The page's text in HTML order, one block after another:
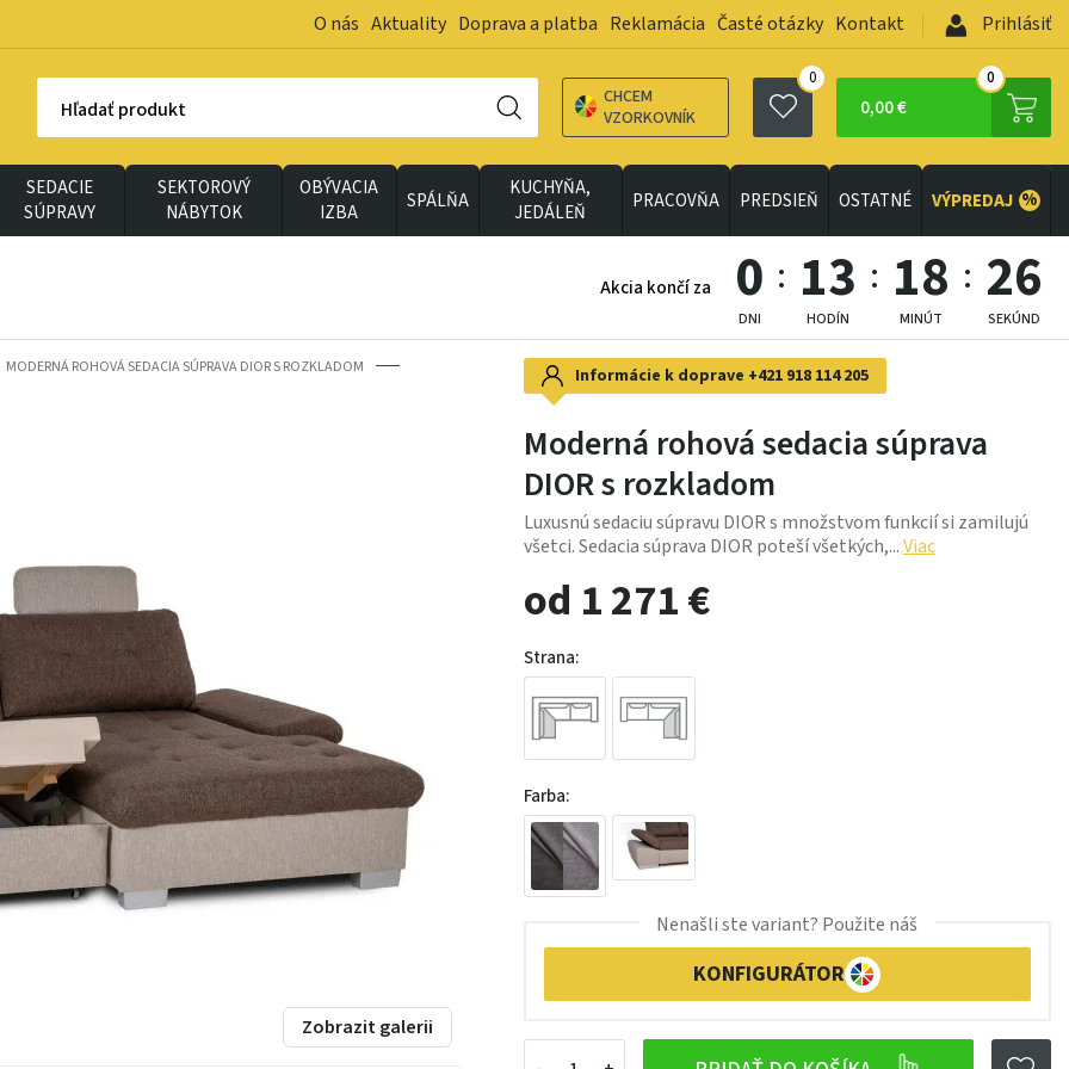
O nás Aktuality Doprava a platba Reklamácia Časté otázky Kontakt Prihlásiť
Hľadať produkt
CHCEM
VZORKOVNÍK
0
0,00 €
0
SEDACIE
SÚPRAVY
SEKTOROVÝ
NÁBYTOK
OBÝVACIA
IZBA
SPÁLŇA
KUCHYŇA,
JEDÁLEŇ
PRACOVŇA PREDSIEŇ OSTATNÉ VÝPREDAJ %
Akcia končí za 0
DNI
13
HODÍN
18
MINÚT
23
SEKÚND
MODERNÁ ROHOVÁ SEDACIA SÚPRAVA DIOR S ROZKLADOM Informácie k doprave +421 918 114 205
Moderná rohová sedacia súprava
DIOR s rozkladom
Luxusnú sedaciu súpravu DIOR s množstvom funkcií si zamilujú
všetci. Sedacia súprava DIOR poteší všetkých,...Viac
od 1 271 €
Strana:
Farba:
Nenašli ste variant? Použite náš
KONFIGURÁTOR
Zobrazit galerii